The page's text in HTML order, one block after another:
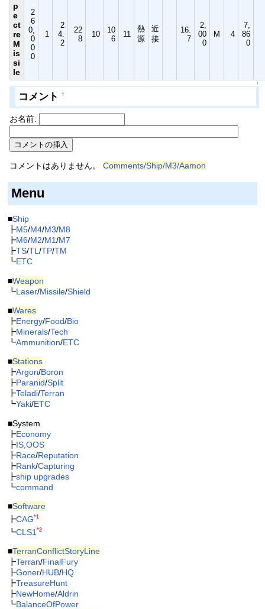
p
e
ct
re
M
is
si
le
2
6
0,
0
0
0
1
2
4.
2
22
8
10
10
6
11
熱
源
近
接
16.
7
2,
00
0
M 4
7,
86
0
↑
コメント †
お名前:
コメントはありません。Comments/Ship/M3/Aamon
Menu
■Ship
┣M5/M4/M3/M8
┣M6/M2/M1/M7
┣TS/TL /TP/TM
┗ETC
■Weapon
┗Laser/Missile/Shield
■Wares
┣Energy/Food/Bio
┣Minerals/Tech
┗Ammunition/ETC
■Stations
┣Argon/Boron
┣Paranid/Split
┣Teladi/Terran
┗Yaki/ETC
■System
┣Economy
┣IS,OOS
┣Race/Reputation
┣Rank/Capturing
┣ship upgrades
┗command
■Software
┣CAG*1
┗CLS1 *2
■TerranConflictStoryLine
┣Terran/FinalFury
┣Goner/HUB/HQ
┣TreasureHunt
┣NewHome/Aldrin
┗BalanceOfPower